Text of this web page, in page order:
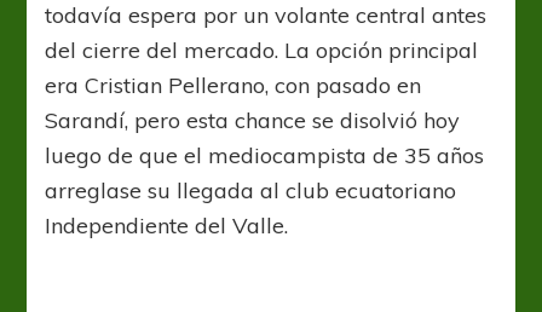
todavía espera por un volante central antes
del cierre del mercado. La opción principal
era Cristian Pellerano, con pasado en
Sarandí, pero esta chance se disolvió hoy
luego de que el mediocampista de 35 años
arreglase su llegada al club ecuatoriano
Independiente del Valle.